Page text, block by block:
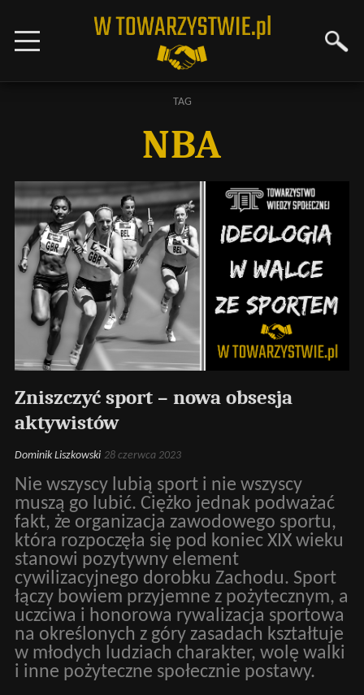
TAG
NBA
Zniszczyć sport – nowa obsesja
aktywistów
Dominik Liszkowski 28 czerwca 2023
Nie wszyscy lubią sport i nie wszyscy
muszą go lubić. Ciężko jednak podważać
fakt, że organizacja zawodowego sportu,
która rozpoczęła się pod koniec XIX wieku
stanowi pozytywny element
cywilizacyjnego dorobku Zachodu. Sport
łączy bowiem przyjemne z pożytecznym, a
uczciwa i honorowa rywalizacja sportowa
na określonych z góry zasadach kształtuje
w młodych ludziach charakter, wolę walki
i inne pożyteczne społecznie postawy.